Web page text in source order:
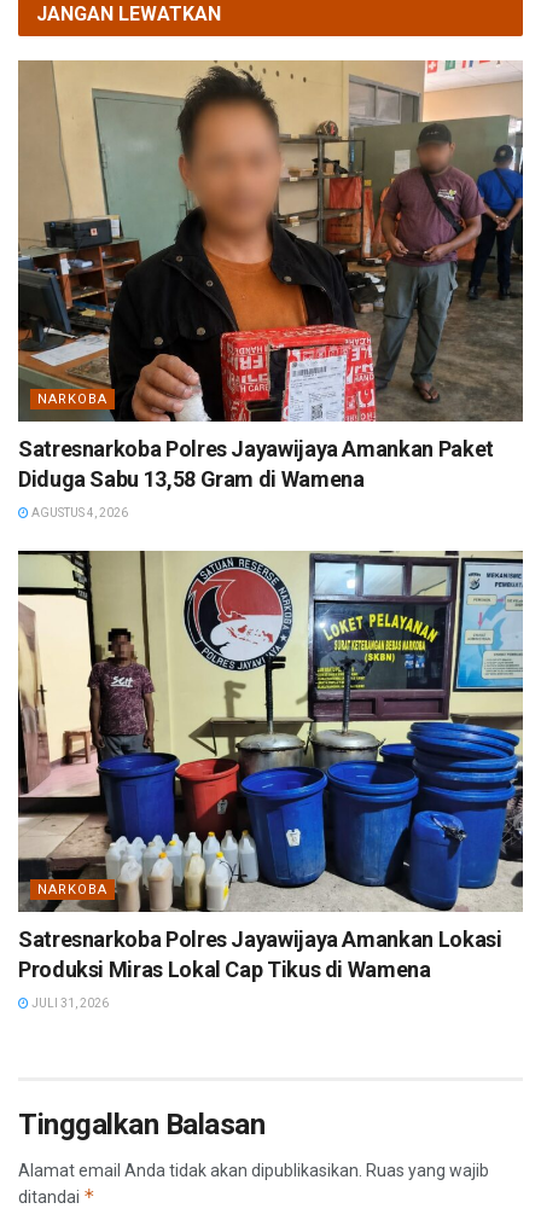
JANGAN LEWATKAN
NARKOBA
Satresnarkoba Polres Jayawijaya Amankan Paket
Diduga Sabu 13,58 Gram di Wamena
AGUSTUS 4, 2026
NARKOBA
Satresnarkoba Polres Jayawijaya Amankan Lokasi
Produksi Miras Lokal Cap Tikus di Wamena
JULI 31, 2026
Tinggalkan Balasan
Alamat email Anda tidak akan dipublikasikan. Ruas yang wajib
ditandai *